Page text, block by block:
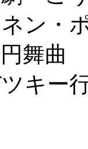
ン・
舞曲
キー